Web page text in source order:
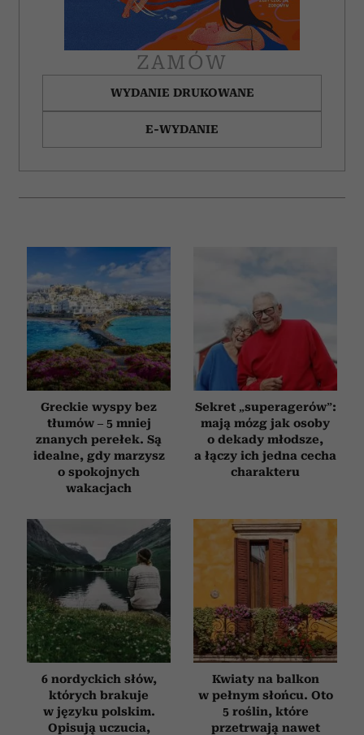
ZAMÓW
WYDANIE DRUKOWANE
E-WYDANIE
Greckie wyspy bez
tłumów – 5 mniej
znanych perełek. Są
idealne, gdy marzysz
o spokojnych
wakacjach
Sekret „superagerów”:
mają mózg jak osoby
o dekady młodsze,
a łączy ich jedna cecha
charakteru
6 nordyckich słów,
których brakuje
w języku polskim.
Opisują uczucia,
Kwiaty na balkon
w pełnym słońcu. Oto
5 roślin, które
przetrwają nawet